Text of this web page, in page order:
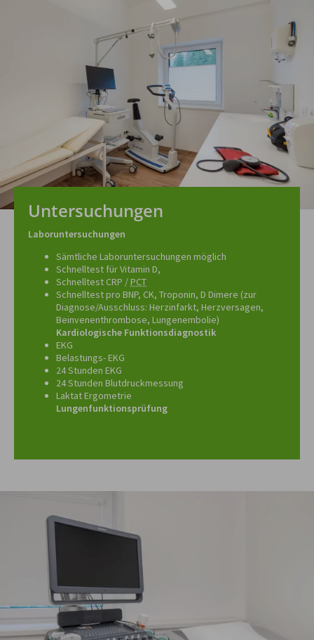
Untersuchungen
Laboruntersuchungen
Sämtliche Laboruntersuchungen möglich
Schnelltest für Vitamin D,
Schnelltest CRP /PCT
Schnelltest pro BNP, CK, Troponin, D Dimere (zur
Diagnose/Ausschluss: Herzinfarkt, Herzversagen,
Beinvenenthrombose, Lungenembolie)
Kardiologische Funktionsdiagnostik
EKG
Belastungs- EKG
24 Stunden EKG
24 Stunden Blutdruckmessung
Laktat Ergometrie
Lungenfunktionsprüfung